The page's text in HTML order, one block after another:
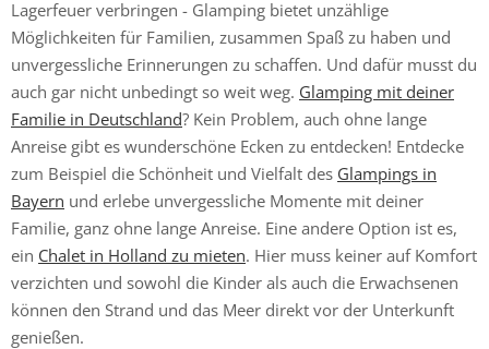
Lagerfeuer verbringen - Glamping bietet unzählige
Möglichkeiten für Familien, zusammen Spaß zu haben und
unvergessliche Erinnerungen zu schaffen. Und dafür musst du
auch gar nicht unbedingt so weit weg. Glamping mit deiner
Familie in Deutschland? Kein Problem, auch ohne lange
Anreise gibt es wunderschöne Ecken zu entdecken! Entdecke
zum Beispiel die Schönheit und Vielfalt des Glampings in
Bayern und erlebe unvergessliche Momente mit deiner
Familie, ganz ohne lange Anreise. Eine andere Option ist es,
ein Chalet in Holland zu mieten. Hier muss keiner auf Komfort
verzichten und sowohl die Kinder als auch die Erwachsenen
können den Strand und das Meer direkt vor der Unterkunft
genießen.